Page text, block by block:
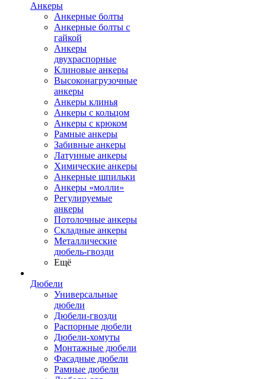
Анкеры
Анкерные болты
Анкерные болты с
гайкой
Анкеры
двухраспорные
Клиновые анкеры
Высоконагрузочные
анкеры
Анкеры клинья
Анкеры с кольцом
Анкеры с крюком
Рамные анкеры
Забивные анкеры
Латунные анкеры
Химические анкеры
Анкерные шпильки
Анкеры «молли»
Регулируемые
анкеры
Потолочные анкеры
Складные анкеры
Металлические
дюбель-гвозди
Ещё
Дюбели
Универсальные
дюбели
Дюбели-гвозди
Распорные дюбели
Дюбели-хомуты
Монтажные дюбели
Фасадные дюбели
Рамные дюбели